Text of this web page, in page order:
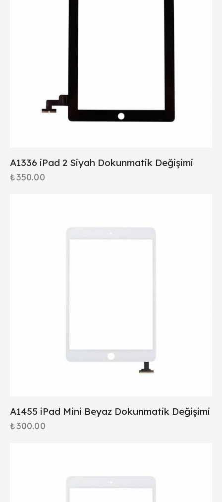
A1336 iPad 2 Siyah Dokunmatik Değişimi
₺350.00
A1455 iPad Mini Beyaz Dokunmatik Değişimi
₺300.00